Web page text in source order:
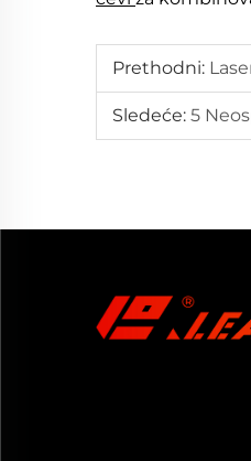
Prethodni:
Sledeće: 5